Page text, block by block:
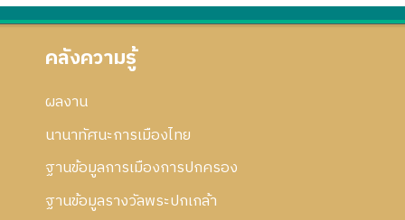
คลังความรู้
ผลงาน
นานาทัศนะการเมืองไทย
ฐานข้อมูลการเมืองการปกครอง
ฐานข้อมูลรางวัลพระปกเกล้า